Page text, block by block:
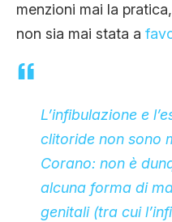
menzioni mai la
non sia mai stata a
L’infibulazione e
clitoride non sono
Corano: non è
alcuna forma di
genitali (tra cui